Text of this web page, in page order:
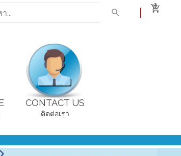
0
CONTACT US
ติดต่อเรา